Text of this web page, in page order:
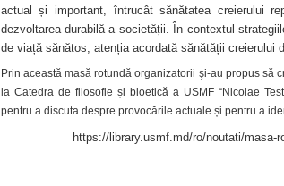
actual și important, întrucât sănătatea creierului
dezvoltarea durabilă a societății. În contextul
de viață sănătos, atenția acordată sănătății creierului
Prin această masă rotundă organizatorii şi-au propus să
la Catedra de filosofie și bioetică a USMF “Nicolae
pentru a discuta despre provocările actuale și pentru a
https://library.usmf.md/ro/noutati/masa-